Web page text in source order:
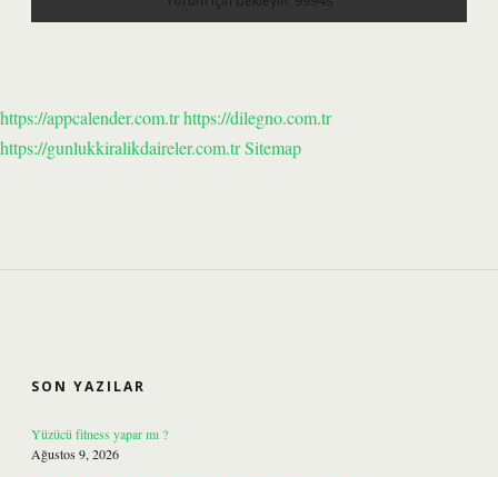
https://appcalender.com.trhttps://dilegno.com.tr
https://gunlukkiralikdaireler.com.trSitemap
SON YAZILAR
Yüzücü fitness yapar mı ?
Ağustos 9, 2026